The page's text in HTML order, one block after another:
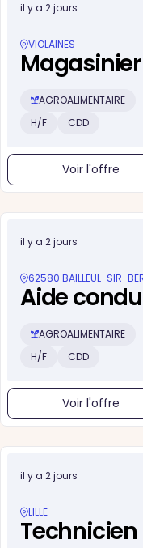
il y a 2 jours
VIOLAINES
AGROALIMENTAIRE
H/F
CDD
Voir l'offre
il y a 2 jours
62580 BAILLEUL-SIR-
Aide
AGROALIMENTAIRE
H/F
CDD
Voir l'offre
il y a 2 jours
LILLE